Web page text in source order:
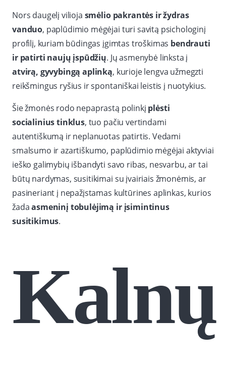
Nors daugelį vilioja smėlio pakrantės ir žydras
vanduo, paplūdimio mėgėjai turi savitą psichologinį
profilį, kuriam būdingas įgimtas troškimas bendrauti
ir patirti naujų įspūdžių. Jų asmenybė linksta į
atvirą, gyvybingą aplinką, kurioje lengva užmegzti
reikšmingus ryšius ir spontaniškai leistis į nuotykius.
Šie žmonės rodo nepaprastą polinkį plėsti
socialinius tinklus, tuo pačiu vertindami
autentiškumą ir neplanuotas patirtis. Vedami
smalsumo ir azartiškumo, paplūdimio mėgėjai aktyviai
ieško galimybių išbandyti savo ribas, nesvarbu, ar tai
būtų nardymas, susitikimai su įvairiais žmonėmis, ar
pasineriant į nepažįstamas kultūrines aplinkas, kurios
žadaasmeninį tobulėjimą ir įsimintinus
susitikimus.
Kalnų